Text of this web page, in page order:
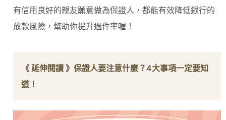
有信用良好的親友願意做為保證人，都能有效降低銀行的
放款風險，幫助你提升過件率喔！
《 延伸閱讀 》 保證人要注意什麼？4大事項一定要知
道！